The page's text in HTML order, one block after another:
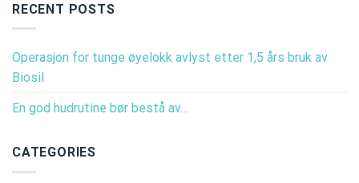
RECENT POSTS
Operasjon for tunge øyelokk avlyst etter 1,5 års bruk av
Biosil
En god hudrutine bør bestå av…
CATEGORIES